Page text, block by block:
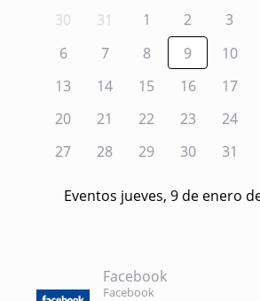
30 31 1 2 3
6
7 8 9 10
13
14 15 16 17
20
21 22 23 24
27
28 29 30 31
Eventos jueves, 9 de enero
Facebook
Facebook